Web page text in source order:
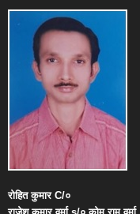
रोहित कुमारC/०